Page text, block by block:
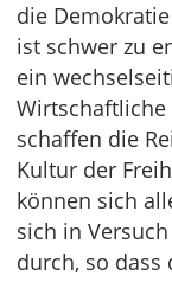
die
ist schwer zu
ein
schaffen die
Kultur der
können sich
sich in
durch, so dass